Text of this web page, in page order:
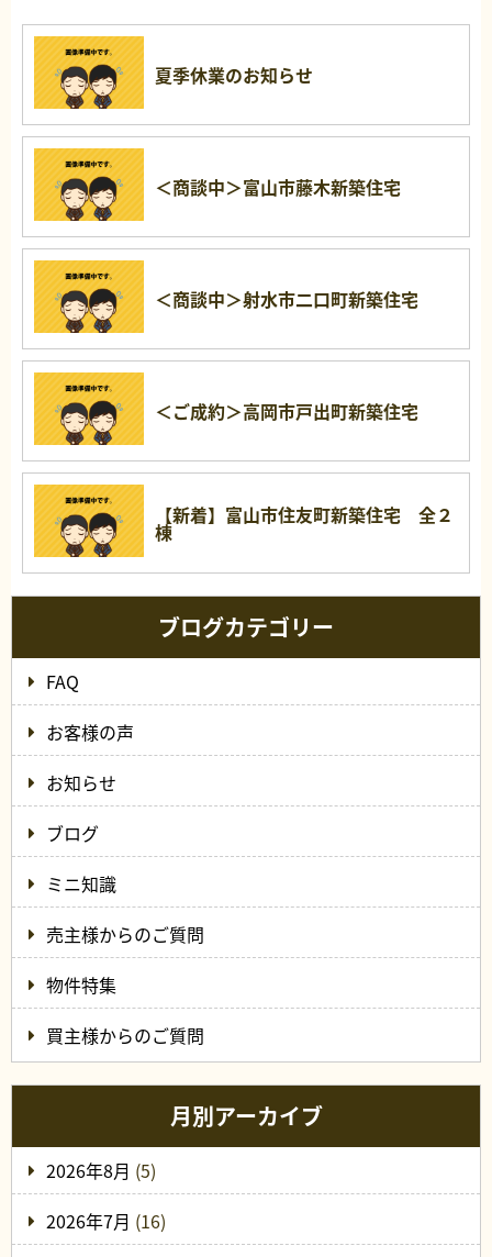
夏季休業のお知らせ
＜商談中＞富山市藤木新築住宅
＜商談中＞射水市二口町新築住宅
＜ご成約＞高岡市戸出町新築住宅
【新着】富山市住友町新築住宅 全２
棟
ブログカテゴリー
FAQ
お客様の声
お知らせ
ブログ
ミニ知識
売主様からのご質問
物件特集
買主様からのご質問
月別アーカイブ
2026年8月 (5)
2026年7月 (16)